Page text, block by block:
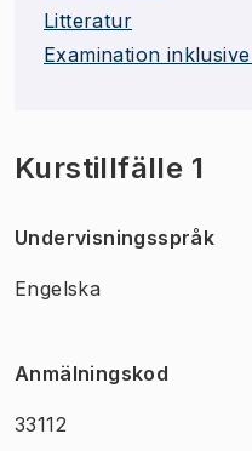
Litteratur
Examination
Kurstillfälle 1
Undervisningsspråk
Engelska
Anmälningskod
33112